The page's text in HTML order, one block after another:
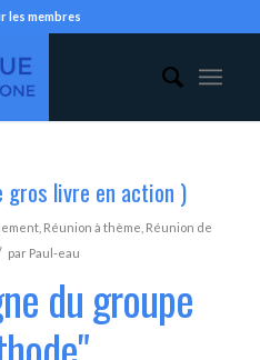
les membres
gros livre en action )
, Réunion à thème Réunion de
par Paul-eau
du groupe